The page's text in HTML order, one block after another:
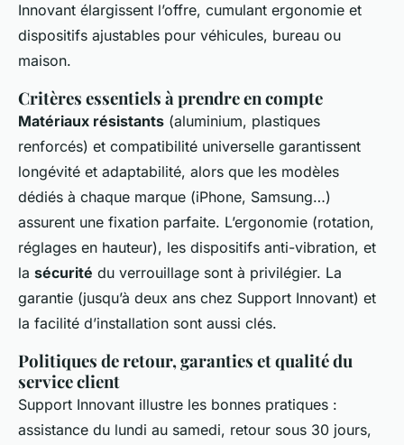
Innovant élargissent l’offre, cumulant ergonomie et
dispositifs ajustables pour véhicules, bureau ou
maison.
Critères essentiels à prendre en compte
Matériaux résistants (aluminium, plastiques
renforcés) et compatibilité universelle garantissent
longévité et adaptabilité, alors que les modèles
dédiés à chaque marque (iPhone, Samsung…)
assurent une fixation parfaite. L’ergonomie (rotation,
réglages en hauteur), les dispositifs anti-vibration, et
la sécurité du verrouillage sont à privilégier. La
garantie (jusqu’à deux ans chez Support Innovant) et
la facilité d’installation sont aussi clés.
Politiques de retour, garanties et qualité du
service client
Support Innovant illustre les bonnes pratiques :
assistance du lundi au samedi, retour sous 30 jours,